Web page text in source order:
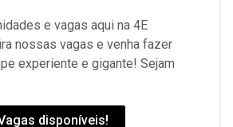
e vagas aqui na 4E
nossas vagas e venha fazer
experiente e gigante! Sejam
disponíveis!